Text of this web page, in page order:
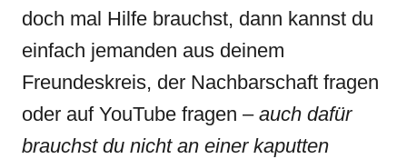
doch mal Hilfe brauchst, dann kannst du
einfach jemanden aus deinem
Freundeskreis, der Nachbarschaft fragen
oder auf YouTube fragen – auch dafür
brauchst du nicht an einer kaputten